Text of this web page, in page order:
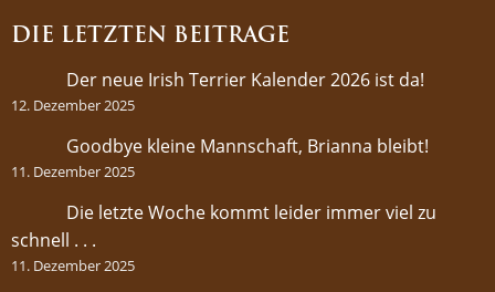
DIE LETZTEN BEITRÄGE
Der neue Irish Terrier Kalender 2026 ist da!
12. Dezember 2025
Goodbye kleine Mannschaft, Brianna bleibt!
11. Dezember 2025
Die letzte Woche kommt leider immer viel zu
schnell . . .
11. Dezember 2025